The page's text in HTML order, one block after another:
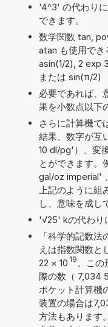
'4^3' の代わり
できます。
数学関数 tan,
atan も使用で
asin(1/2), 2 exp
または sin(π/2)
必要であれば、
果を小数点以下
さらに計算機で
結果、数字が互
10 dl/pg'）、変
とができます。
gal/oz imperial'
上記のように
し、意味を成し
'√25' kの代わり
「科学的記数
えは指数関数と
22 × 10 19 。この
際の数（ 7,034
ポケット計算機
装置の場合は
方法もあります